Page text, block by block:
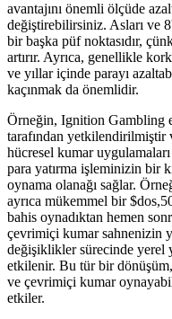
avantajını önemli ölçüde
değiştirebilirsiniz. Asları ve
bir başka püf noktasıdır,
artırır. Ayrıca, genellikle
ve yıllar içinde parayı
kaçınmak da önemlidir.
Örneğin, Ignition Gambling
tarafından yetkilendirilmiştir
hücresel kumar
para yatırma işleminizin bir
oynama olanağı sağlar.
ayrıca mükemmel bir
bahis oynadıktan hemen
çevrimiçi kumar sahnenizin
değişiklikler sürecinde yerel
etkilenir. Bu tür bir
ve çevrimiçi kumar
etkiler.